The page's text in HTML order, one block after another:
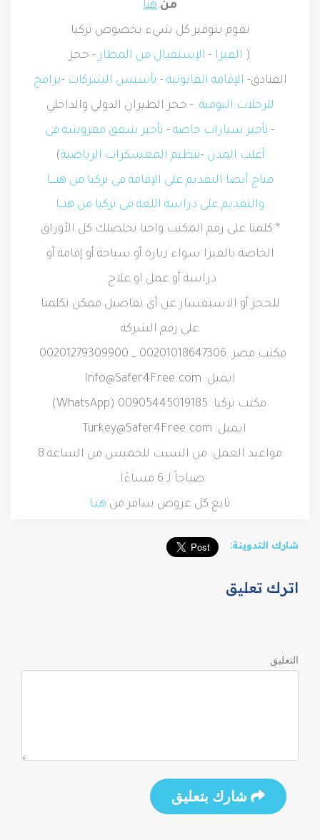
من هنا
نقوم بتوفير كل شيء بخصوص تركيا
( الفيزا - الإستقبال من المطار - حجز
الفنادق- الإقامة القانونية - تأسيس الشركات -برامج
للرحلات اليومية - حجز الطيران الدولي والداخلي
- تأجير سيارات خاصة - تأجير شقق مفروشة فى
أغلب المدن -تنظيم المعسكرات الرياضية)
متاح أيضا التقديم على الإقامة فى تركيا من هنــــا
والتقديم على دراسة اللغة فى تركيا من هنـــا
* كلمنا على رقم المكتب واحنا نخلصلك كل الأوراق
الخاصة بالفيزا سواء زيارة أو سياحة أو إقامة أو
دراسة أو عمل او علاج.
للحجز أو الاستفسار عن أي تفاصيل ممكن تكلمنا
على رقم الشركة
مكتب مصر: 00201018647306 _ 00201279309900
ايميل: Info@Safer4Free.com
مكتب تركيا: 00905445019185 (
WhatsApp
)
ايميل: Turkey@Safer4Free.com
مواعيد العمل: من السبت للخميس من الساعة 8
صباحاً لـ 6 مساءًا.
تابع كل عروض سافر من هـنـا
شارك التدوينة:
اترك تعليق
التعليق
شارك بتعليق